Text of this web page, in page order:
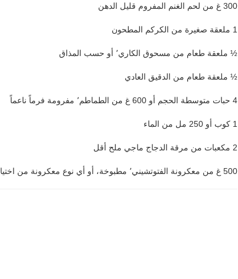
300 غ من لحم الغنم المفروم قليل الدهن
1 ملعقة صغيرة من الكركم المطحون
½ ملعقة طعام من مسحوق الكاري٬ أو حسب المذاق
½ ملعقة طعام من الدقيق العادي
4 حبات متوسطة الحجم أو 600 غ من الطماطم٬ مفرومة فرماً ناعماً
1 كوب أو 250 مل من الماء
2 مكعبات من مرقة الدجاج ماجي ملح أقل
500 غ من معكرونة الفتوتشيني٬ مطبوخة، أو أي نوع معكرونة من اختياركم